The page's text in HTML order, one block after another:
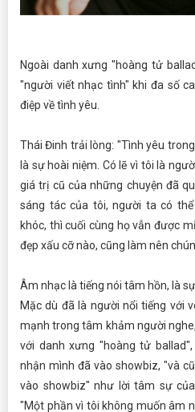
Ngoài danh xưng "hoàng tử
"người viết nhạc tình" khi đa số
điệp về tình yêu.
Thái Đinh trải lòng: "Tình yêu
là sự hoài niệm. Có lẽ vì tôi là
giá trị cũ của những chuyện đã
sáng tác của tôi, người ta có
khóc, thì cuối cùng họ vẫn được
đẹp xấu cỡ nào, cũng làm nên
Âm nhạc là tiếng nói tâm hồn, là sự
Mặc dù đã là người nổi tiếng với
mạnh trong tâm khảm người
với danh xưng "hoàng tử
nhận mình đã vào showbiz, "và
vào showbiz" như lời tâm sự
"Một phần vì tôi không muốn âm